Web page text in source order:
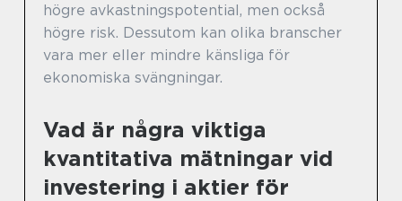
högre avkastningspotential, men också
högre risk. Dessutom kan olika branscher
vara mer eller mindre känsliga för
ekonomiska svängningar.
Vad är några viktiga
kvantitativa mätningar vid
investering i aktier för